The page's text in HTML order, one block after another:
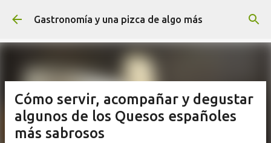
Ir al contenido principal
Gastronomía y una pizca de algo más
Cómo servir, acompañar y degustar
algunos de los Quesos españoles
más sabrosos